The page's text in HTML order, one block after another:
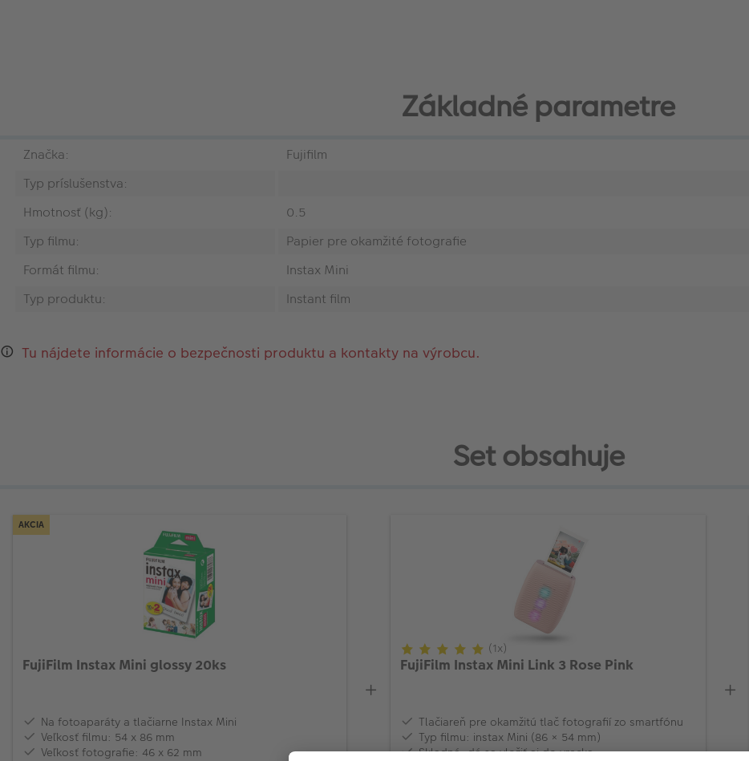
Základné parametre
Značka:
Fujifilm
Typ príslušenstva:
Hmotnosť (kg):
0.5
Typ filmu:
Papier pre okamžité fotografie
Formát filmu:
Instax Mini
Typ produktu:
Instant film
Tu nájdete informácie o bezpečnosti produktu a kontakty na výrobcu.
Set obsahuje
AKCIA
FujiFilm Instax Mini glossy 20ks
Na fotoaparáty a tlačiarne Instax Mini
Veľkosť filmu: 54 x 86 mm
Veľkosť fotografie: 46 x 62 mm
(1x)
FujiFilm Instax Mini Link 3 Rose Pink
Tlačiareň pre okamžitú tlač fotografií zo smartfónu
Typ filmu: instax Mini (86 × 54 mm)
Skladná, dá sa vložiť aj do vrecka